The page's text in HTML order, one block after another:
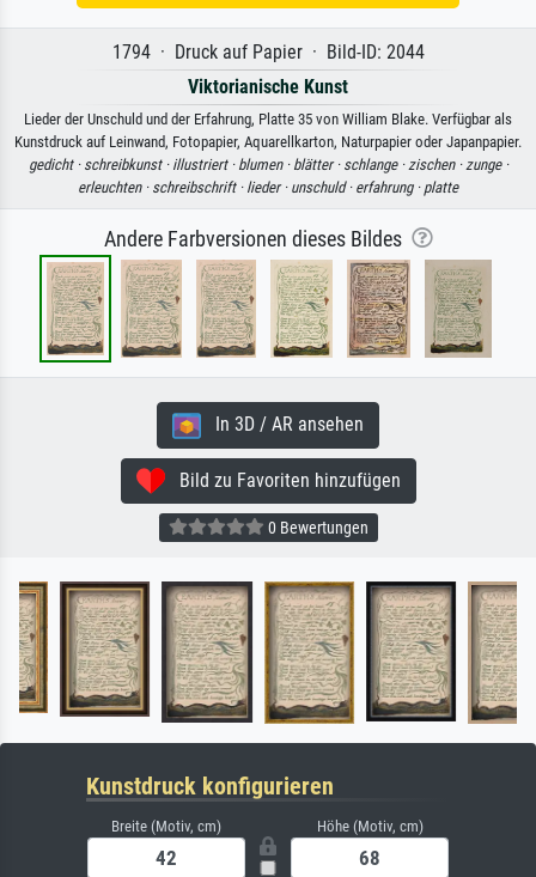
1794 · Druck auf Papier · Bild-ID: 2044
Viktorianische Kunst
Lieder der Unschuld und der Erfahrung, Platte 35 von William Blake. Verfügbar als
Kunstdruck auf Leinwand, Fotopapier, Aquarellkarton, Naturpapier oder Japanpapier.
gedicht · schreibkunst · illustriert · blumen · blätter · schlange · zischen · zunge ·
erleuchten · schreibschrift · lieder · unschuld · erfahrung · platte
Andere Farbversionen dieses Bildes
In 3D / AR ansehen
Bild zu Favoriten hinzufügen
0 Bewertungen
Kunstdruck konfigurieren
Breite (Motiv, cm) Höhe (Motiv, cm)